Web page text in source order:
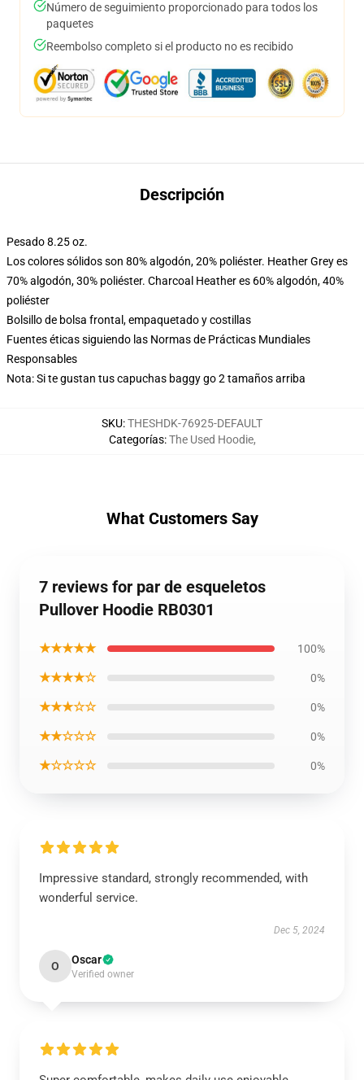
Número de seguimiento proporcionado para todos los
paquetes
Reembolso completo si el producto no es recibido
Descripción
Pesado 8.25 oz.
Los colores sólidos son 80% algodón, 20% poliéster. Heather Grey es
70% algodón, 30% poliéster. Charcoal Heather es 60% algodón, 40%
poliéster
Bolsillo de bolsa frontal, empaquetado y costillas
Fuentes éticas siguiendo las Normas de Prácticas Mundiales
Responsables
Nota: Si te gustan tus capuchas baggy go 2 tamaños arriba
SKU:THESHDK-76925-DEFAULT
Categorías:The Used Hoodie,
What Customers Say
7 reviews for par de esqueletos
Pullover Hoodie RB0301
★★★★★ 100%
★★★★☆ 0%
★★★☆☆ 0%
★★☆☆☆ 0%
★☆☆☆☆ 0%
Impressive standard, strongly recommended, with
wonderful service.
Dec 5, 2024
O Oscar
Verified owner